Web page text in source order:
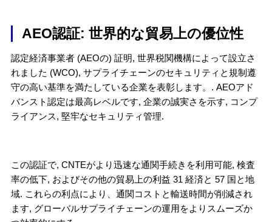
AEO認証: 世界的な貿易上の優位性
認定経済事業者 (AEOの) 証明, 世界税関機構によって設立さ
れました (WCO), サプライチェーンのセキュリティと規制遵
守の高い基準を満たしている企業を表彰します。. AEOアド
バンスト認定は最高レベルです, 企業の誠実さを示す, コンプ
ライアンス, 堅牢なセキュリティ管理.
この認証で, CNTEがより迅速な通関手続きを利用可能, 検査
率の低下, およびその他の貿易上の利益 31 経済と 57 国と地
域. これらの利点により、通関コストと輸送時間が削減され
ます, グローバルサプライチェーンの運用をよりスムーズか